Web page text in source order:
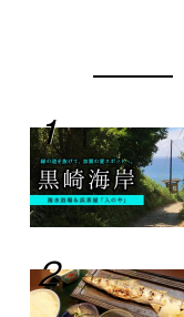
1
2